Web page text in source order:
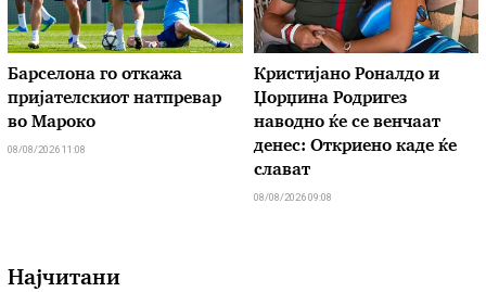
Барселона го откажа
пријателскиот натпревар
во Мароко
08/08/2026 11:08
Кристијано Роналдо и
Џорџина Родригез
наводно ќе се венчаат
денес: Откриено каде ќе
слават
08/08/2026 09:08
Најчитани